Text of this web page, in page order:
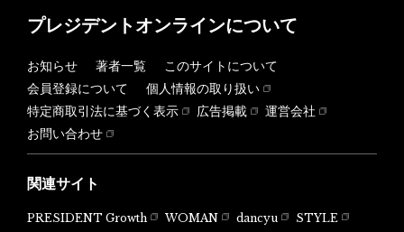
プレジデントオンラインについて
お知らせ 著者一覧
このサイトについて
会員登録について
個人情報の取り扱い
特定商取引法に基づく表示
広告掲載
運営会社
お問い合わせ
関連サイト
PRESIDENT Growth WOMAN dancyu
STYLE